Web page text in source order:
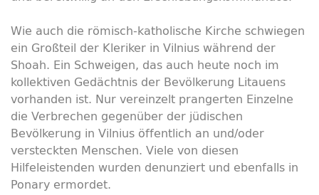
Wie auch die römisch-katholische Kirche schwiegen
ein Großteil der Kleriker in Vilnius während der
Shoah. Ein Schweigen, das auch heute noch im
kollektiven Gedächtnis der Bevölkerung Litauens
vorhanden ist. Nur vereinzelt prangerten Einzelne
die Verbrechen gegenüber der jüdischen
Bevölkerung in Vilnius öffentlich an und/oder
versteckten Menschen. Viele von diesen
Hilfeleistenden wurden denunziert und ebenfalls in
Ponary ermordet.